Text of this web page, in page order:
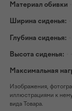
Материал обивки
Ширина сиденья:
Глубина сиденья:
Высота сиденья:
Максимальная
Изображения,
иллюстрациями к
вида Товара.